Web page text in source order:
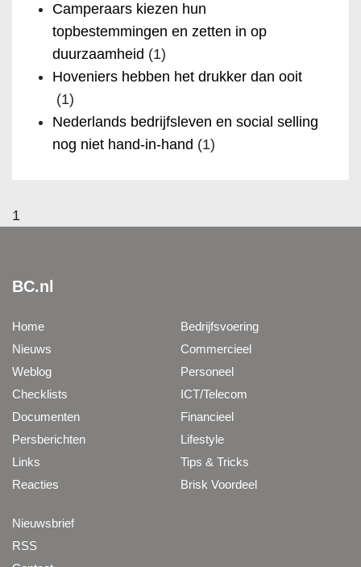
Camperaars kiezen hun
topbestemmingen en zetten in op
duurzaamheid (1)
Hoveniers hebben het drukker dan ooit
(1)
Nederlands bedrijfsleven en social selling
nog niet hand-in-hand (1)
1
BC.nl
Home
Nieuws
Weblog
Checklists
Documenten
Persberichten
Links
Reacties
Bedrijfsvoering
Commercieel
Personeel
ICT/Telecom
Financieel
Lifestyle
Tips & Tricks
Brisk Voordeel
Nieuwsbrief
RSS